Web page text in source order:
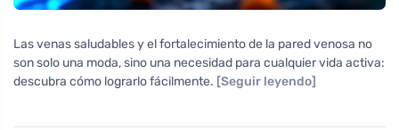
Las venas saludables y el fortalecimiento de la pared venosa no
son solo una moda, sino una necesidad para cualquier vida activa:
descubra cómo lograrlo fácilmente. [Seguir leyendo]